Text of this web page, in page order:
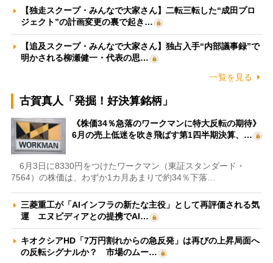
【独走スクープ・みんなで大家さん】二転三転した“成田プロ
ジェクト”の計画変更の裏で起き…
【追及スクープ・みんなで大家さん】独占入手“内部議事録”で
明かされる柳瀬健一・代表の思…
一覧を見る
古賀真人「発掘！好決算銘柄」
《株価34％急落のワークマンに特大反転の期待》
6月の売上低迷を吹き飛ばす第1四半期決算、…
6月3日に8330円をつけたワークマン（東証スタンダード・
7564）の株価は、わずか1カ月あまりで約34％下落…
三菱重工が「AIインフラの新たな主役」として再評価される気
運 エヌビディアとの提携でAI…
キオクシアHD「7万円割れからの急反発」は再びの上昇局面へ
の反転シグナルか？ 市場のムー…